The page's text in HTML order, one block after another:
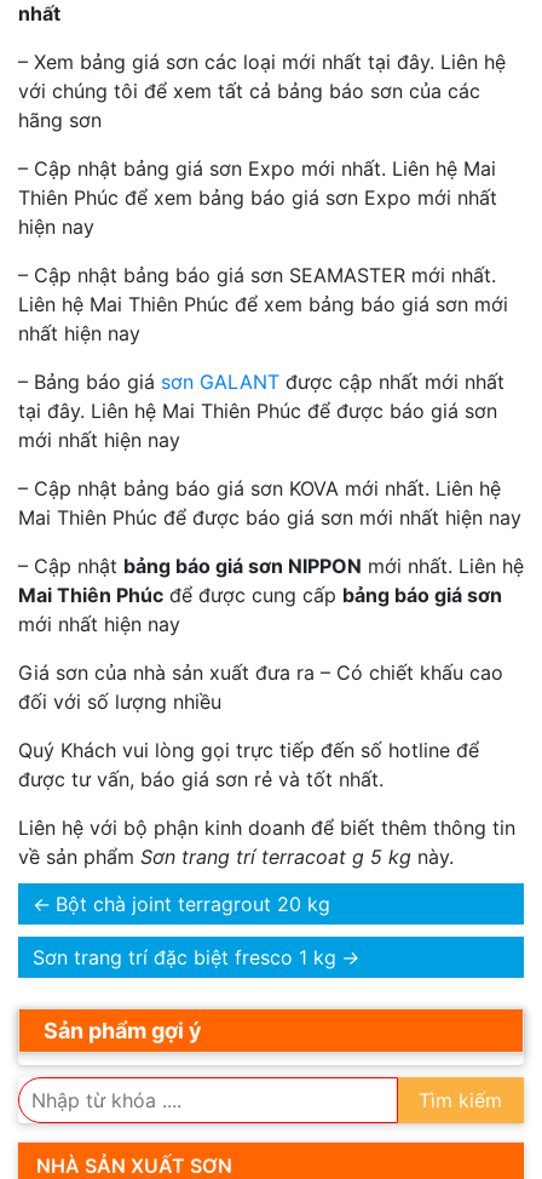
nhất
– Xem bảng giá sơn các loại mới nhất tại đây. Liên hệ
với chúng tôi để xem tất cả bảng báo sơn của các
hãng sơn
– Cập nhật bảng giá sơn Expo mới nhất. Liên hệ Mai
Thiên Phúc để xem bảng báo giá sơn Expo mới nhất
hiện nay
– Cập nhật bảng báo giá sơn SEAMASTER mới nhất.
Liên hệ Mai Thiên Phúc để xem bảng báo giá sơn mới
nhất hiện nay
– Bảng báo giá sơn GALANT được cập nhất mới nhất
tại đây. Liên hệ Mai Thiên Phúc để được báo giá sơn
mới nhất hiện nay
– Cập nhật bảng báo giá sơn KOVA mới nhất. Liên hệ
Mai Thiên Phúc để được báo giá sơn mới nhất hiện nay
– Cập nhật bảng báo giá sơn NIPPON mới nhất. Liên hệ
Mai Thiên Phúc để được cung cấp bảng báo giá sơn
mới nhất hiện nay
Giá sơn của nhà sản xuất đưa ra – Có chiết khấu cao
đối với số lượng nhiều
Quý Khách vui lòng gọi trực tiếp đến số hotline để
được tư vấn, báo giá sơn rẻ và tốt nhất.
Liên hệ với bộ phận kinh doanh để biết thêm thông tin
về sản phẩm Sơn trang trí terracoat g 5 kg này.
← Bột chà joint terragrout 20 kg
Sơn trang trí đặc biệt fresco 1 kg →
Sản phẩm gợi ý
Tìm kiếm
NHÀ SẢN XUẤT SƠN